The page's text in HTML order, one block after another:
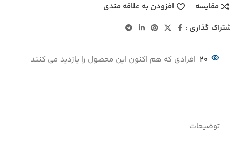
مقایسه
افزودن به علاقه مندی
گذاری :
20 افرادی که هم اکنون این محصول را بازدید می کنند
توضیحات